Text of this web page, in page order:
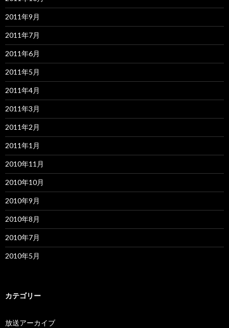
2011年9月
2011年7月
2011年6月
2011年5月
2011年4月
2011年3月
2011年2月
2011年1月
2010年11月
2010年10月
2010年9月
2010年8月
2010年7月
2010年5月
カテゴリー
放送アーカイブ